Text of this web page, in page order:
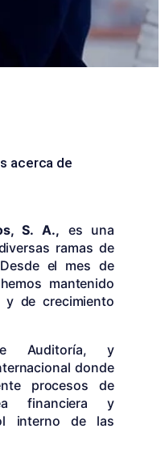
acerca de
S. A., es una
ramas de
el mes de
mantenido
de crecimiento
Auditoría, y
donde
procesos de
financiera y
interno de las